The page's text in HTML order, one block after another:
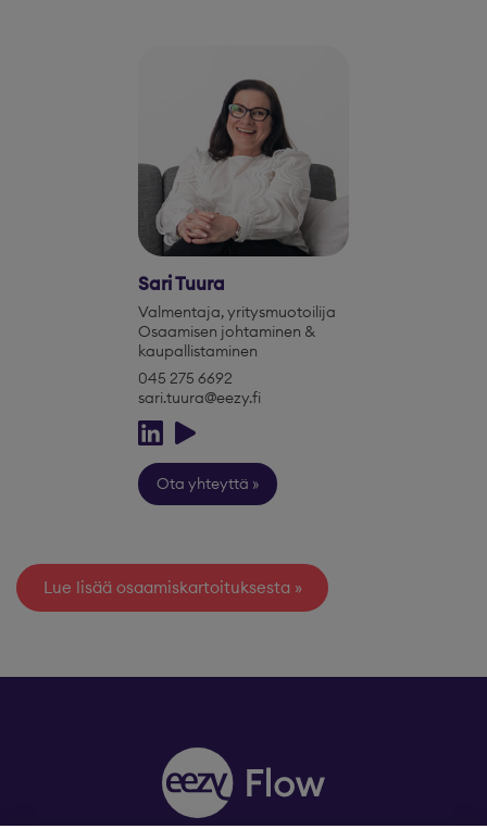
Sari Tuura
Valmentaja, yritysmuotoilija
Osaamisen johtaminen &
kaupallistaminen
045 275 6692
sari.tuura@eezy.fi
Ota yhteyttä
Lue lisää osaamiskartoituksesta